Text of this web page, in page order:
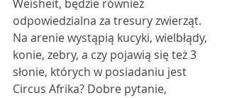
Weisheit, będzie również
odpowiedzialna za tresury zwierząt.
Na arenie wystąpią kucyki, wielbłądy,
konie, zebry, a czy pojawią się też 3
słonie, których w posiadaniu jest
Circus Afrika? Dobre pytanie,